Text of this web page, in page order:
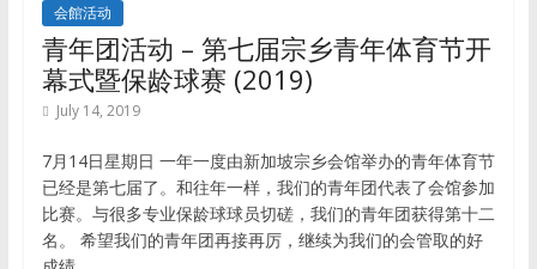
会館活动
青年团活动 – 第七届宗乡青年体育节开
幕式暨保龄球赛 (2019)
July 14, 2019
7月14日星期日 一年一度由新加坡宗乡会馆举办的青年体育节
已经是第七届了。和往年一样，我们的青年团代表了会馆参加
比赛。与很多专业保龄球球员切磋，我们的青年团获得第十二
名。 希望我们的青年团再接再厉，继续为我们的会管取的好